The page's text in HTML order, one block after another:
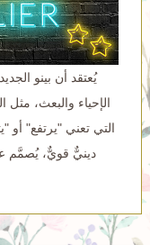
يُعتقد أن بينو
الإحياء والبعث،
التي تعني "يرتفع" أو
دينيٌّ قويٌّ، يُصمَّم